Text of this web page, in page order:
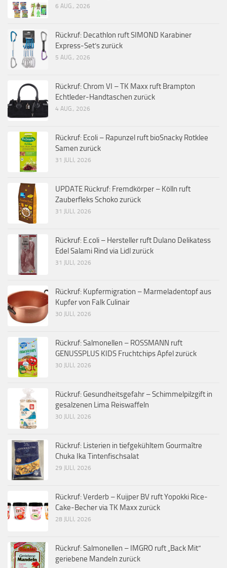
6 AUG., 2026
Rückruf: Decathlon ruft SIMOND Karabiner
Express-Set’s zurück
5 AUG., 2026
Rückruf: Chrom VI – TK Maxx ruft Brampton
Echtleder-Handtaschen zurück
4 AUG., 2026
Rückruf: Ecoli – Rapunzel ruft bioSnacky Rotklee
Samen zurück
31 JULI, 2026
UPDATE Rückruf: Fremdkörper – Kölln ruft
Zauberfleks Schoko zurück
31 JULI, 2026
Rückruf: E.coli – Hersteller ruft Dulano Delikatess
Edel Salami Rind via Lidl zurück
31 JULI, 2026
Rückruf: Kupfermigration – Marmeladentopf aus
Kupfer von Falk Culinair
30 JULI, 2026
Rückruf: Salmonellen – ROSSMANN ruft
GENUSSPLUS KIDS Fruchtchips Apfel zurück
30 JULI, 2026
Rückruf: Gesundheitsgefahr – Schimmelpilzgift in
gesalzenen Lima Reiswaffeln
30 JULI, 2026
Rückruf: Listerien in tiefgekühltem Gourmaître
Chuka Ika Tintenfischsalat
29 JULI, 2026
Rückruf: Verderb – Kuijper BV ruft Yopokki Rice-
Cake-Becher via TK Maxx zurück
28 JULI, 2026
Rückruf: Salmonellen – IMGRO ruft „Back Mit“
geriebene Mandeln zurück